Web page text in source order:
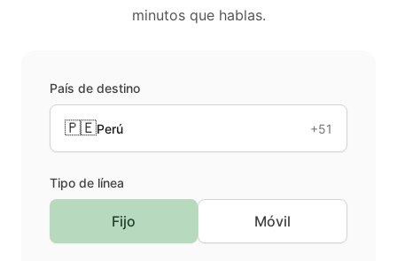
minutos que hablas.
País de destino
🇵🇪Perú +51
Tipo de línea
Fijo Móvil